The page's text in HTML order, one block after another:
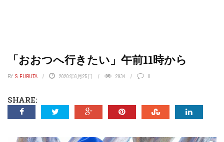
「おおつへ行きたい」午前11時から
BY S.FURUTA 2020年6月25日 2934 0
SHARE: